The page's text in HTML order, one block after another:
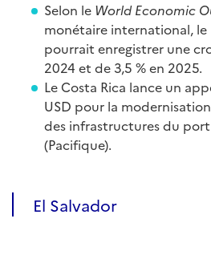
Selon le World Economic
monétaire international, le
pourrait enregistrer une
2024 et de 3,5 % en 2025.
Le Costa Rica lance un
USD pour la
des infrastructures du
(Pacifique).
El Salvador